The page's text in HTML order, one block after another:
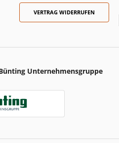
VERTRAG WIDERRUFEN
Unternehmensgruppe